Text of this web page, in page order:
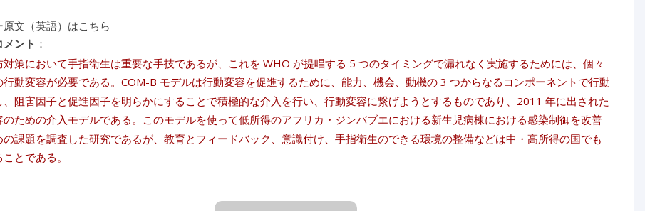
文（英語）はこちら
ント ：
対策において手指衛生は重要な手技であるが、これを WHO が提唱する 5 つのタイミングで漏れなく実施するためには、個々
行動変容が必要である。COM-B モデルは行動変容を促進するために、能力、機会、動機の 3 つからなるコンポーネントで行動
、阻害因子と促進因子を明らかにすることで積極的な介入を行い、行動変容に繋げようとするものであり、2011 年に出された
のための介入モデルである。このモデルを使って低所得のアフリカ・ジンバブエにおける新生児病棟における感染制御を改善
の課題を調査した研究であるが、教育とフィードバック、意識付け、手指衛生のできる環境の整備などは中・高所得の国でも
とである。